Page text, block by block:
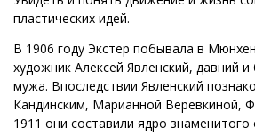
пластических идей.
В 1906 году Экстер побывала в
художник Алексей Явленский, давний и
мужа. Впоследствии Явленский
Кандинским, Марианной Веревкиной,
1911 они составили ядро